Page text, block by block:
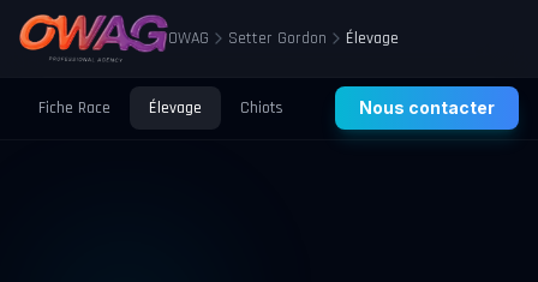
OWAG Setter Gordon Élevage
Fiche Race Élevage Chiots Santé Éducation
Nous contacter